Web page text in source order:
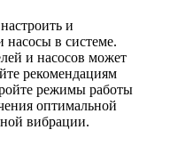
и
насосы в системе.
и насосов может
рекомендациям
режимы работы
оптимальной
вибрации.